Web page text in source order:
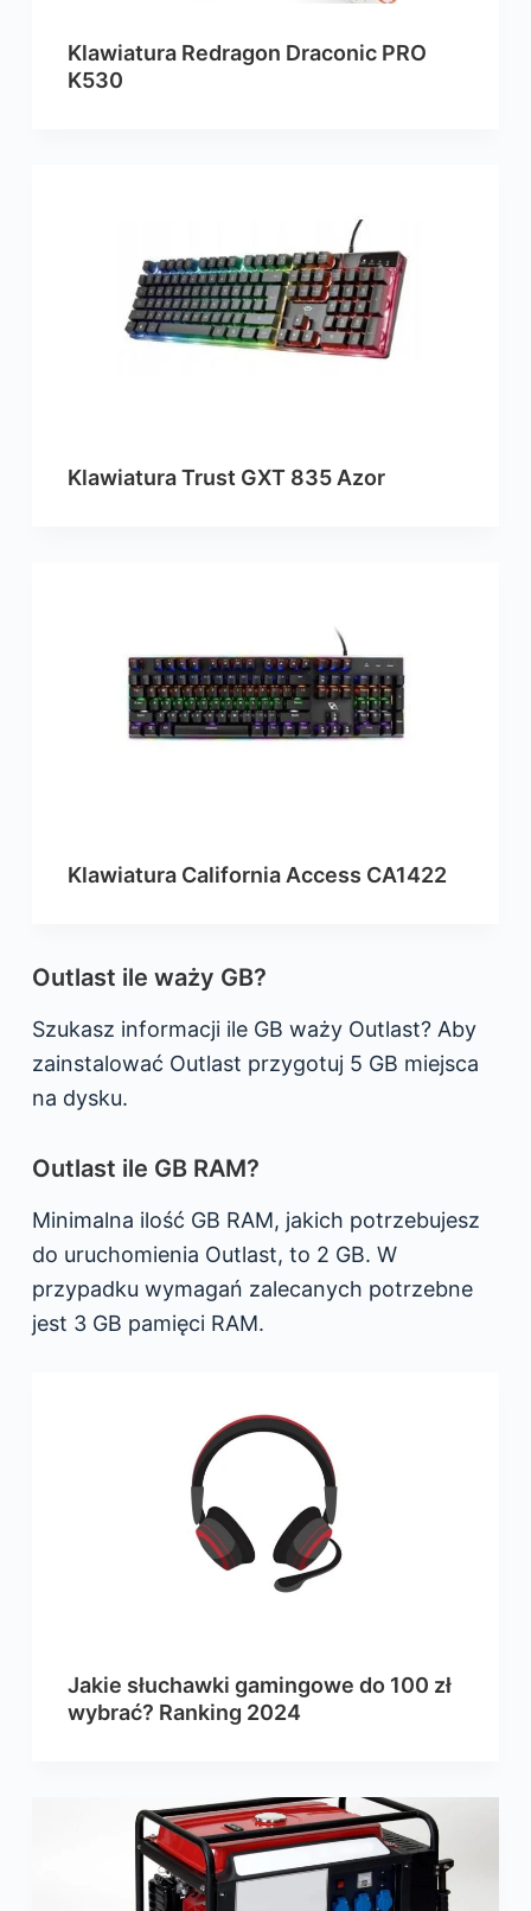
Klawiatura Redragon Draconic PRO
K530
Klawiatura Trust GXT 835 Azor
Klawiatura California Access CA1422
Outlast ile waży GB?
Szukasz informacji ile GB waży Outlast? Aby
zainstalować Outlast przygotuj 5 GB miejsca
na dysku.
Outlast ile GB RAM?
Minimalna ilość GB RAM, jakich potrzebujesz
do uruchomienia Outlast, to 2 GB. W
przypadku wymagań zalecanych potrzebne
jest 3 GB pamięci RAM.
Jakie słuchawki gamingowe do 100 zł
wybrać? Ranking 2024